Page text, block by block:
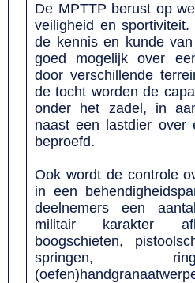
De MPTTP berust op
veiligheid en
de kennis en kunde
goed mogelijk over
door verschillende
de tocht worden de
onder het zadel, in
naast een lastdier over
beproefd.
Ook wordt de controle
in een
deelnemers een
militair karakter
boogschieten,
springen,